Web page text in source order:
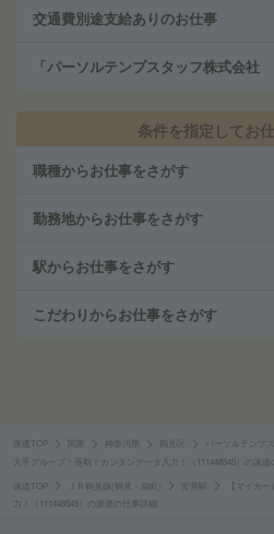
交通費別途支給ありのお仕事
「パーソルテンプスタッフ株式会
条件を指定してお
職種からお仕事をさがす
勤務地からお仕事をさがす
駅からお仕事をさがす
こだわりからお仕事をさがす
派遣TOP 神奈川県 鶴見区 パーソルテンプ
大手グループ！長期！カンタンデータ入力！（111448545）の派遣
派遣TOP ＪＲ鶴見線(鶴見－扇町) 安善駅
【マイカ
力！（111448545）の派遣の仕事詳細